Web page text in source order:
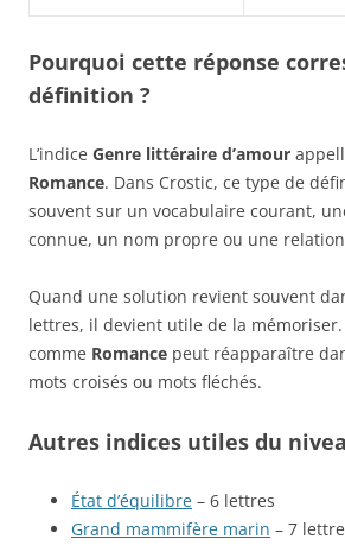
Pourquoi cette réponse
définition ?
L’indice Genre littéraire d’amour
Romance. Dans Crostic, ce type de
souvent sur un vocabulaire courant,
connue, un nom propre ou une
Quand une solution revient souvent
lettres, il devient utile de la
comme Romance peut réapparaître
mots croisés ou mots fléchés.
Autres indices utiles du
État d’équilibre – 6 lettres
Grand mammifère marin – 7